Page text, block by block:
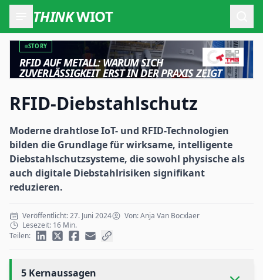
THINKWIOT
STORY
RFID AUF METALL: WARUM SICH
ZUVERLÄSSIGKEIT ERST IN DER PRAXIS ZEIGT
RFID-Diebstahlschutz
Moderne drahtlose IoT- und RFID-Technologien
bilden die Grundlage für wirksame, intelligente
Diebstahlschutzsysteme, die sowohl physische als
auch digitale Diebstahlrisiken signifikant
reduzieren.
Veröffentlicht: 27. Juni 2024
Von: Anja Van Bocxlaer
Lesezeit: 16 Min.
Teilen:
5 Kernaussagen